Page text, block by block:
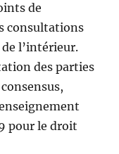
de
consultations
l’intérieur.
des parties
pour le droit